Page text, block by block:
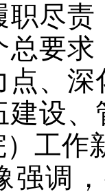
职尽
总要
点、
建设
）工作
，